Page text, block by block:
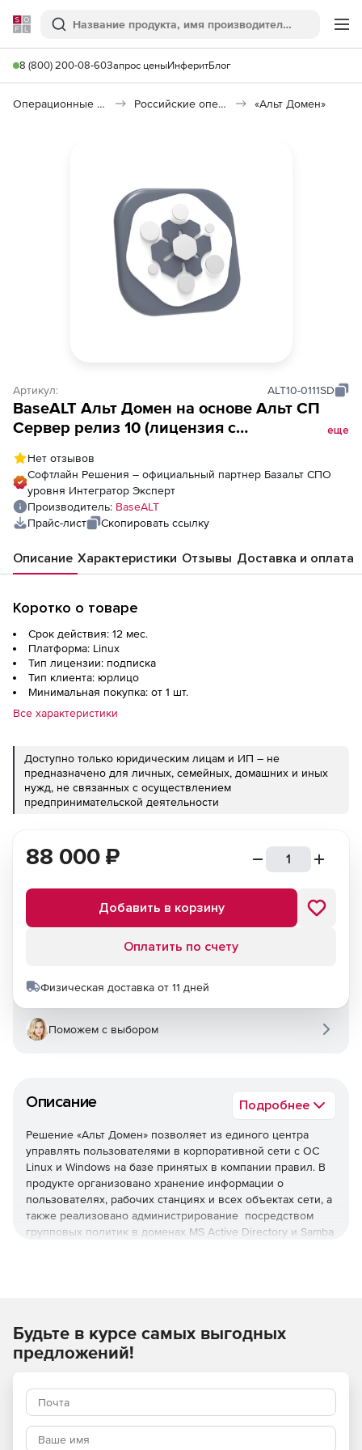
Softline
Поиск
8 (800) 200-08-60Запрос ценыИнферитБлог
Операционные системы Российские операционные системы (Импортозамещение) «Альт Домен»
Артикул: ALT10-0111SD
BaseALT Альт Домен на основе Альт СП
Сервер релиз 10 (лицензия с
домена на 1 год), архитектура 64 бит
еще
Нет отзывов
Софтлайн Решения – официальный партнер Базальт СПО
уровня Интегратор Эксперт
Производитель: BaseALT
Прайс-лист
Скопировать ссылку
Описание Характеристики Отзывы Доставка и оплата
Коротко о товаре
Срок действия: 12 мес.
Платформа: Linux
Тип лицензии: подписка
Тип клиента: юрлицо
Минимальная покупка: от 1 шт.
Все характеристики
Доступно только юридическим лицам и ИП – не
предназначено для личных, семейных, домашних и иных
нужд, не связанных с осуществлением
предпринимательской деятельности
Описание Подробнее
Решение «Альт Домен» позволяет из единого центра
управлять пользователями в корпоративной сети с ОС
Linux и Windows на базе принятых в компании правил. В
продукте организовано хранение информации о
пользователях, рабочих станциях и всех объектах сети, а
также реализовано администрирование посредством
групповых политик в доменах MS Active Directory и Samba
Состав «Альт Домен»
Модуль удаленного управления БД конфигурации
(ADMC).
88 000 ₽
Добавить в корзину
Оплатить по счету
Физическая доставка от 11 дней
Поможем с выбором
Будьте в курсе самых выгодных
предложений!